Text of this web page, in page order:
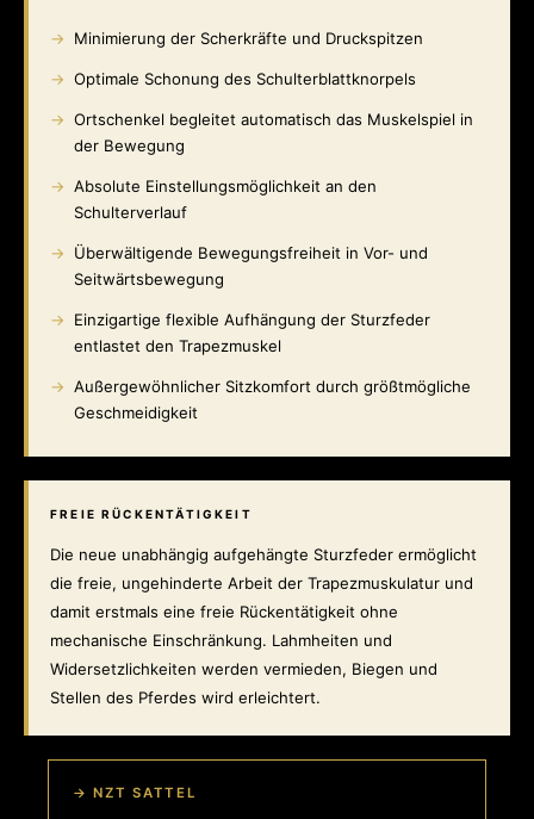
Minimierung der Scherkräfte und Druckspitzen
Optimale Schonung des Schulterblattknorpels
Ortschenkel begleitet automatisch das Muskelspiel in
der Bewegung
Absolute Einstellungsmöglichkeit an den
Schulterverlauf
Überwältigende Bewegungsfreiheit in Vor- und
Seitwärtsbewegung
Einzigartige flexible Aufhängung der Sturzfeder
entlastet den Trapezmuskel
Außergewöhnlicher Sitzkomfort durch größtmögliche
Geschmeidigkeit
FREIE RÜCKENTÄTIGKEIT
Die neue unabhängig aufgehängte Sturzfeder ermöglicht
die freie, ungehinderte Arbeit der Trapezmuskulatur und
damit erstmals eine freie Rückentätigkeit ohne
mechanische Einschränkung. Lahmheiten und
Widersetzlichkeiten werden vermieden, Biegen und
Stellen des Pferdes wird erleichtert.
→ NZT SATTEL